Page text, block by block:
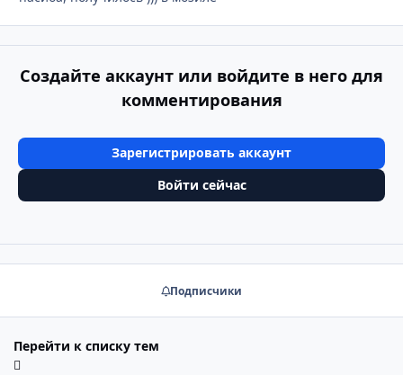
Создайте аккаунт или войдите в него для
комментирования
Зарегистрировать аккаунт
Войти сейчас
Подписчики
Перейти к списку тем